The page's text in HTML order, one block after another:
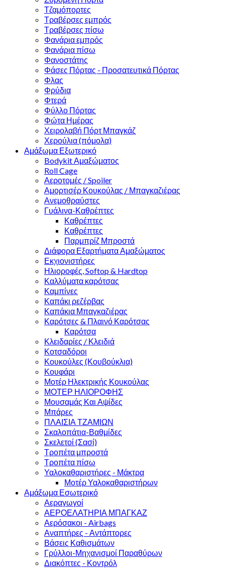
Τζαμόπορτες
Τραβέρσες εμπρός
Τραβέρσες πίσω
Φανάρια εμπρός
Φανάρια πίσω
Φανοστάτης
Φάσες Πόρτας - Προσατευτικά Πόρτας
Φλας
Φρύδια
Φτερά
Φύλλο Πόρτας
Φώτα Ημέρας
Χειρολαβή Πόρτ Μπαγκάζ
Χερούλια (πόμολα)
Αμάξωμα Εξωτερικό
Bodykit Αμαξώματος
Roll Cage
Αεροτομές / Spoiler
Αμορτισέρ Κουκούλας / Μπαγκαζιέρας
Ανεμοθραύστες
Γυάλινα-Καθρέπτες
Καθρέπτες
Καθρέπτες
Παρμπρίζ Μπροστά
Διάφορα Εξαρτήματα Αμαξώματος
Εκχιονιστήρες
Ηλιοροφές, Softop & Hardtop
Καλλύματα καρότσας
Καμπίνες
Καπάκι ρεζέρβας
Καπάκια Μπαγκαζιέρας
Καρότσες & Πλαινό Καρότσας
Καρότσα
Κλειδαρίες / Κλειδιά
Κοτσαδόροι
Κουκούλες (Κουβούκλια)
Κουφάρι
Μοτέρ Ηλεκτρικής Κουκούλας
ΜΟΤΕΡ ΗΛΙΟΡΟΦΗΣ
Μουσαμάς Και Αψίδες
Μπάρες
ΠΛΑΙΣΙΑ ΤΖΑΜΙΩΝ
Σκαλοπάτια-Βαθμίδες
Σκελετοί (Σασί)
Τροπέτα μπροστά
Τροπέτα πίσω
Υαλοκαθαριστήρες - Μάκτρα
Μοτέρ Υαλοκαθαριστήρων
Αμάξωμα Εσωτερικό
Αεραγωγοί
ΑΕΡΟΕΛΑΤΗΡΙΑ ΜΠΑΓΚΑΖ
Αερόσακοι - Airbags
Αναπτήρες - Αντάπτορες
Βάσεις Καθισμάτων
Γρύλλοι-Μηχανισμοί Παραθύρων
Διακόπτες - Κοντρόλ